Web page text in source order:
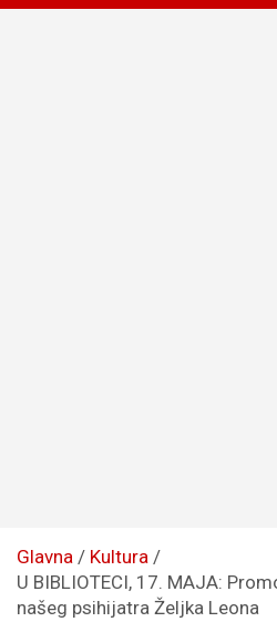
Glavna
Kultura
U BIBLIOTECI, 17. MAJA:
našeg psihijatra Željka Leona